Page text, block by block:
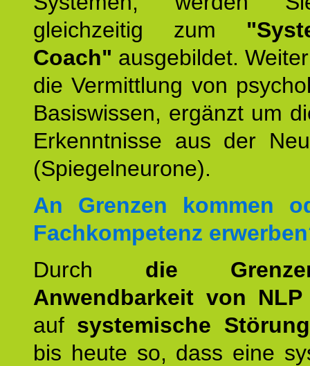
gleichzeitig zum
Coach" ausgebildet.
die Vermittlung von
Basiswissen, ergänzt um
Erkenntnisse aus der
(Spiegelneurone).
An Grenzen kommen
Fachkompetenz
Durch die
Anwendbarkeit von NLP
auf systemische
bis heute so, dass eine